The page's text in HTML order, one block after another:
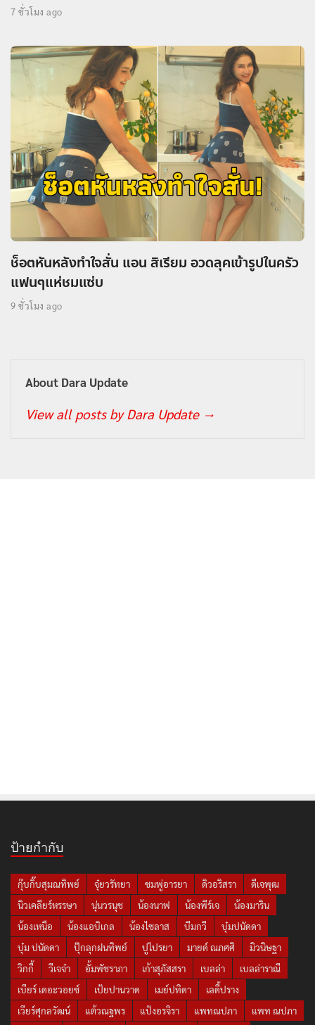
7 ชั่วโมง ago
ช็อตหันหลังทำใจสั่น แอน สิเรียม อวดลุคเข้ารูปในครัว
แฟนๆแห่ชมแซ่บ
9 ชั่วโมง ago
About Dara Update
View all posts by Dara Update →
ป้ายกำกับ
กุ๊บกิ๊บสุมณทิพย์ จุ๋ยวรัทยา ชมพู่อารยา ดิวอริสรา
ดีเจพุฒ
นิวเคลียร์หรรษา
นุ่นวรนุช น้องนาฟ น้องพีร์เจ
น้องมาริน
น้องเหนือ
น้องแอบิเกล น้องไซลาส บีมกวี
บุ๋มปนัดดา
บุ๋ม ปนัดดา
ปุ๊กลุกฝนทิพย์ ปูไปรยา มายด์ ณภศศิ
มิวนิษฐา
วิกกี้
วีเจจ๋า อั้มพัชราภา เก้าสุภัสสรา เบลล่า
เบลล่าราณี
เบียร์ เดอะวอยซ์
เป้ยปานวาด เมย์ปทิดา
เลดี้ปราง
เวียร์ศุกลวัฒน์
แต้วณฐพร แป้งอรจิรา แพทณปภา
แพท ณปภา